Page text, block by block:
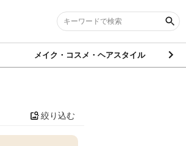
メイク・コスメ・ヘアスタイル
絞り込む